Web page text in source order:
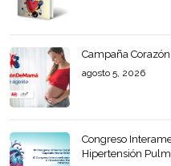
Campaña
agosto 5, 2026
Congreso
Hipertensión